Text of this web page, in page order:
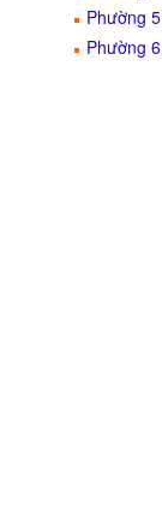
Phường 5
Phường 6